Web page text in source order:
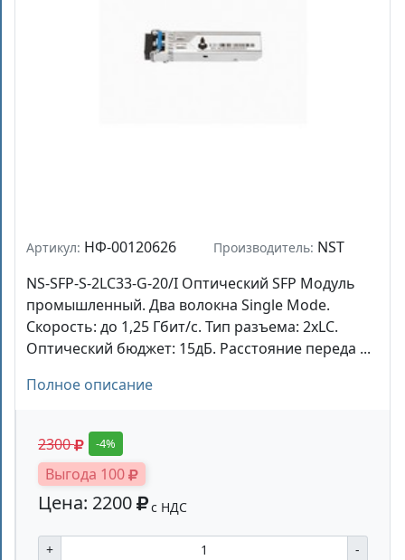
Артикул: НФ-00120626 Производитель: NST
NS-SFP-S-2LC33-G-20/I Оптический SFP Модуль
промышленный. Два волокна Single Mode.
Скорость: до 1,25 Гбит/c. Тип разъема: 2xLC.
Оптический бюджет: 15дБ. Расстояние переда ...
Полное описание
2300 -4%
Выгода 100
Цена: 2200 с НДС
+ -